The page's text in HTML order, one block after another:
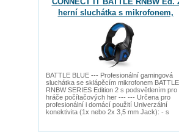
herní sluchátka s mikrofonem,
2xJack+USB, MODRÁ
BATTLE BLUE --- Profesionální gamingová
sluchátka se sklápěcím mikrofonem BATTLE
RNBW SERIES Edition 2 s podsvětlením pro
hráče počítačových her --- --- Určena pro
profesionální i domácí použití Univerzální
konektivita (1x nebo 2x 3,5 mm Jack): - s